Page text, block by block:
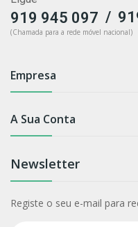
919 945 097 /
(Chamada para a rede móvel nacional)
Empresa
A Sua Conta
Newsletter
Registe o seu e-mail para